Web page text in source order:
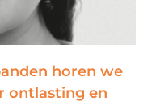
horen we
ontlasting en